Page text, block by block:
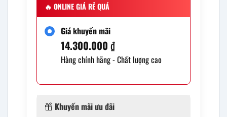
🔥 ONLINE GIÁ RẺ QUÁ
Giá khuyến mãi
14.300.000 ₫
Hàng chính hãng - Chất lượng cao
Khuyến mãi ưu đãi